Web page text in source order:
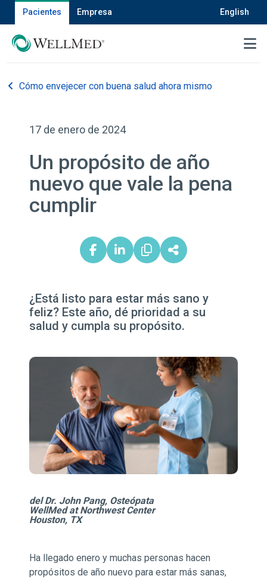
Pacientes Empresa English
MENU
Cómo envejecer con buena salud ahora mismo
17 de enero de 2024
Un propósito de año
nuevo que vale la pena
cumplir
¿Está listo para estar más sano y
feliz? Este año, dé prioridad a su
salud y cumpla su propósito.
del Dr. John Pang, Osteópata
WellMed at Northwest Center
Houston, TX
Ha llegado enero y muchas personas hacen
propósitos de año nuevo para estar más sanas,